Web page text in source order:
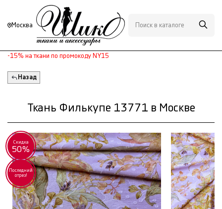
Москва
-15% на ткани по промокоду NY15
Назад
Ткань Филькупе 13771 в Москве
Скидка
50%
Последний
отрез!